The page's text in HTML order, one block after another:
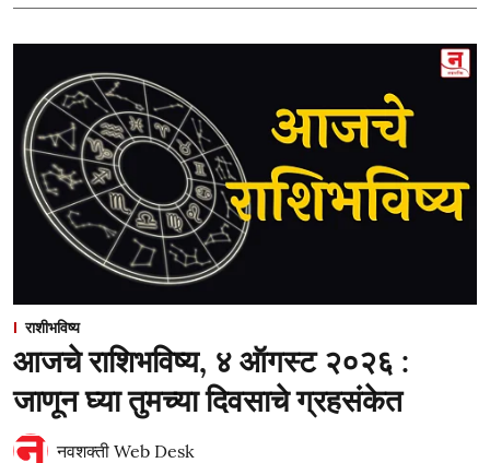
राशीभविष्य
आजचे राशिभविष्य, ४ ऑगस्ट २०२६ :
जाणून घ्या तुमच्या दिवसाचे ग्रहसंकेत
नवशक्ती Web Desk